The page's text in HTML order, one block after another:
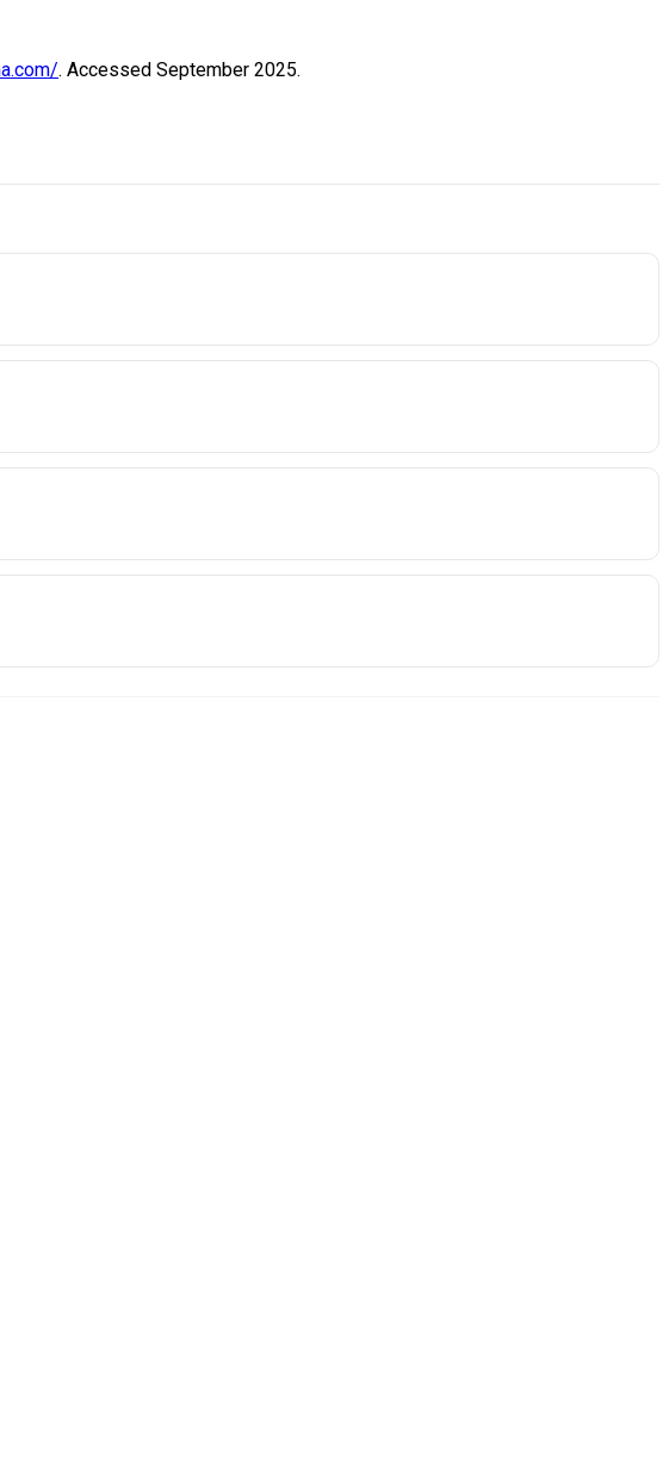
. Accessed September 2025.